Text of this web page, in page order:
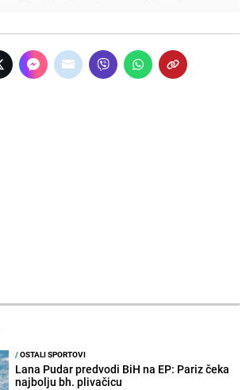
/OSTALI SPORTOVI
Lana Pudar predvodi BiH na EP: Pariz čeka
najbolju bh. plivačicu